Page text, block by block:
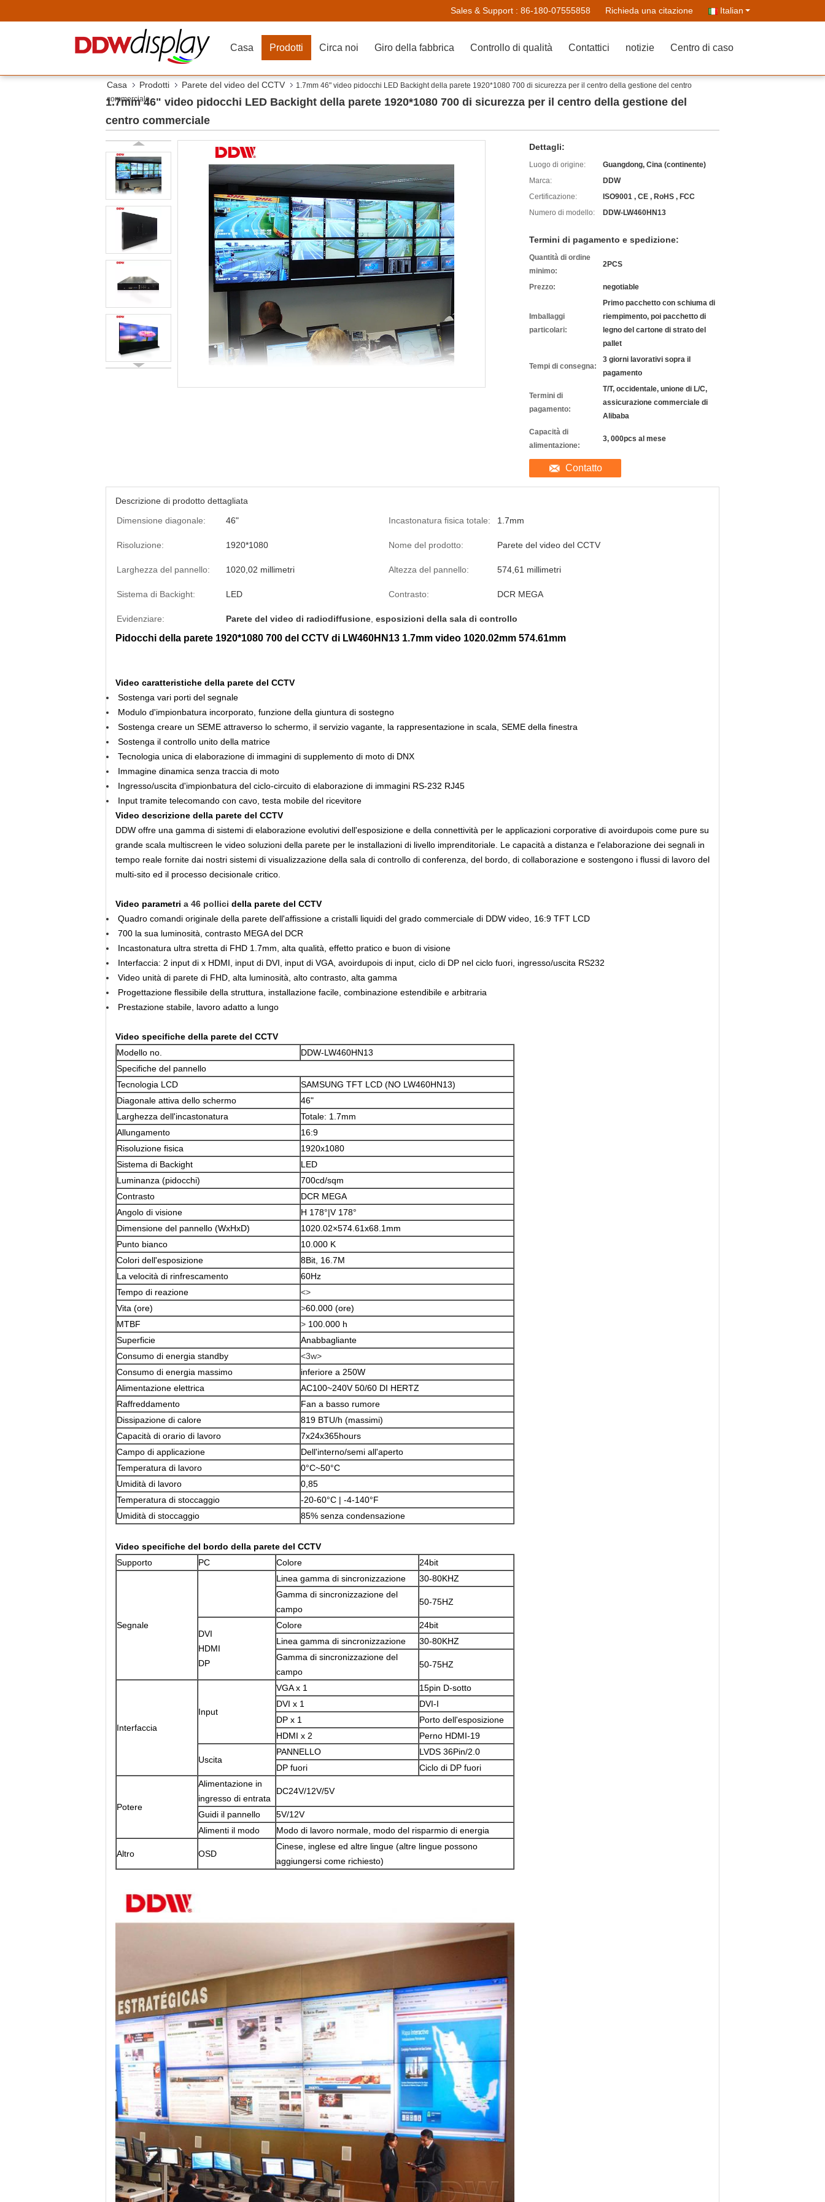
Lasciate un messaggio
Ti richiameremo presto!
Invia
Sales & Support : 86-180-07555858 Richieda una citazione Italian
Casa Prodotti Circa noi Giro della fabbrica Controllo di qualità Contattici notizie Centro di caso
Casa Prodotti Parete del video del CCTV
1.7mm 46" video pidocchi LED Backight della parete 1920*1080 700 di sicurezza per il centro della gestione del centro
commerciale
1.7mm 46" video pidocchi LED Backight della parete 1920*1080 700 di sicurezza per il centro della gestione del
centro commerciale
Dettagli:
Luogo di origine:
Guangdong, Cina (continente)
Marca:
DDW
Certificazione:
ISO9001 , CE , RoHS , FCC
Numero di modello:
DDW-LW460HN13
Termini di pagamento e spedizione:
Quantità di ordine
minimo:
2PCS
Prezzo: negotiable
Imballaggi
particolari:
Primo pacchetto con schiuma di
riempimento, poi pacchetto di
legno del cartone di strato del
pallet
Tempi di consegna:
3 giorni lavorativi sopra il
pagamento
Termini di
pagamento:
T/T, occidentale, unione di L/C,
assicurazione commerciale di
Alibaba
Capacità di
alimentazione:
3, 000pcs al mese
Contatto
Descrizione di prodotto dettagliata
Dimensione diagonale:
46" Incastonatura fisica totale: 1.7mm
Risoluzione: 1920*1080 Nome del prodotto: Parete del video del CCTV
Larghezza del pannello: 1020,02 millimetri Altezza del pannello: 574,61 millimetri
Sistema di Backight: LED Contrasto: DCR MEGA
Evidenziare: Parete del video di radiodiffusione esposizioni della sala di controllo
Pidocchi della parete 1920*1080 700 del CCTV di LW460HN13 1.7mm video 1020.02mm 574.61mm
Video caratteristiche della parete del CCTV
Sostenga vari porti del segnale
Modulo d'impionbatura incorporato, funzione della giuntura di sostegno
Sostenga creare un SEME attraverso lo schermo, il servizio vagante, la rappresentazione in scala, SEME della finestra
Sostenga il controllo unito della matrice
Tecnologia unica di elaborazione di immagini di supplemento di moto di DNX
Immagine dinamica senza traccia di moto
Ingresso/uscita d'impionbatura del ciclo-circuito di elaborazione di immagini RS-232 RJ45
Input tramite telecomando con cavo, testa mobile del ricevitore
Video descrizione della parete del CCTV
DDW offre una gamma di sistemi di elaborazione evolutivi dell'esposizione e della connettività per le applicazioni corporative di avoirdupois come pure su
grande scala multiscreen le video soluzioni della parete per le installazioni di livello imprenditoriale. Le capacità a distanza e l'elaborazione dei segnali in
tempo reale fornite dai nostri sistemi di visualizzazione della sala di controllo di conferenza, del bordo, di collaborazione e sostengono i flussi di lavoro del
multi-sito ed il processo decisionale critico.
Video parametri a 46 pollici della parete del CCTV
Quadro comandi originale della parete dell'affissione a cristalli liquidi del grado commerciale di DDW video, 16:9 TFT LCD
700 la sua luminosità , contrasto MEGA del DCR
Incastonatura ultra stretta di FHD 1.7mm, alta qualità, effetto pratico e buon di visione
Interfaccia: 2 input di x HDMI, input di DVI, input di VGA, avoirdupois di input, ciclo di DP nel ciclo fuori, ingresso/uscita RS232
Video unità di parete di FHD, alta luminosità, alto contrasto, alta gamma
Progettazione flessibile della struttura, installazione facile, combinazione estendibile e arbitraria
Prestazione stabile, lavoro adatto a lungo
Video specifiche della parete del CCTV
Modello no.
DDW-LW460HN13
Specifiche del pannello
Tecnologia LCD
SAMSUNG TFT LCD (NO LW460HN13)
Diagonale attiva dello schermo
46"
Larghezza dell'incastonatura
Totale: 1.7mm
Allungamento
16:9
Risoluzione fisica
1920x1080
Sistema di Backight
LED
Luminanza (pidocchi)
700cd/sqm
Contrasto
DCR MEGA
Angolo di visione
H 178°|V 178°
Dimensione del pannello (WxHxD)
1020.02×574.61x68.1mm
Punto bianco
10.000 K
Colori dell'esposizione
8Bit, 16.7M
La velocità di rinfrescamento
60Hz
Tempo di reazione
<>
Vita (ore)
>60.000 (ore)
MTBF
> 100.000 h
Superficie
Anabbagliante
Consumo di energia standby
<3w>
Consumo di energia massimo
inferiore a 250W
Alimentazione elettrica
AC100~240V 50/60 DI HERTZ
Raffreddamento
Fan a basso rumore
Dissipazione di calore
819 BTU/h (massimi)
Capacità di orario di lavoro
7x24x365hours
Campo di applicazione
Dell'interno/semi all'aperto
Temperatura di lavoro
0°C~50°C
Umidità di lavoro
0,85
Temperatura di stoccaggio
-20-60°C | -4-140°F
Umidità di stoccaggio
85% senza condensazione
Video specifiche del bordo della parete del CCTV
Supporto
PC Colore 24bit
Segnale
Linea gamma di sincronizzazione
30-80KHZ
Gamma di sincronizzazione del
campo
50-75HZ
DVI
HDMI
DP
Colore
24bit
Linea gamma di sincronizzazione
30-80KHZ
Gamma di sincronizzazione del
campo
50-75HZ
Interfaccia
Input
VGA x 1
15pin D-sotto
DVI x 1
DVI-I
DP x 1
Porto dell'esposizione
HDMI x 2
Perno HDMI-19
Uscita
PANNELLO
LVDS 36Pin/2.0
DP fuori
Ciclo di DP fuori
Potere
Alimentazione in
ingresso di entrata
DC24V/12V/5V
Guidi il pannello
5V/12V
Alimenti il modo
Modo di lavoro normale, modo del risparmio di energia
Altro OSD
Cinese, inglese ed altre lingue (altre lingue possono
aggiungersi come richiesto)